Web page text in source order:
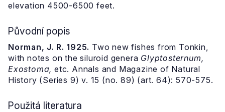
elevation 4500-6500 feet.
Původní popis
Norman, J. R. 1925. Two new fishes from Tonkin,
with notes on the siluroid genera Glyptosternum,
Exostoma, etc. Annals and Magazine of Natural
History (Series 9) v. 15 (no. 89) (art. 64): 570-575.
Použitá literatura